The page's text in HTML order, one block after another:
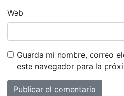
Web
Guarda mi nombre, correo
este navegador para la